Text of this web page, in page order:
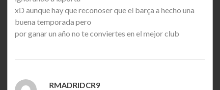
xD aunque hay que reconoser que el barça a hecho una
buena temporada pero
por ganar un año no te conviertes en el mejor club
RMADRIDCR9